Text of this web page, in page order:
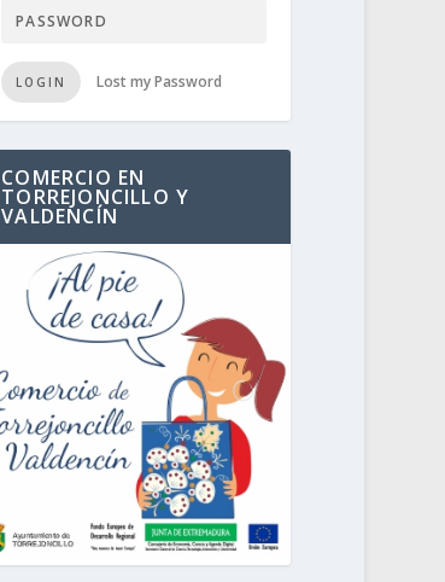
LOGIN Lost my Password
COMERCIO EN
TORREJONCILLO Y
VALDENCÍN